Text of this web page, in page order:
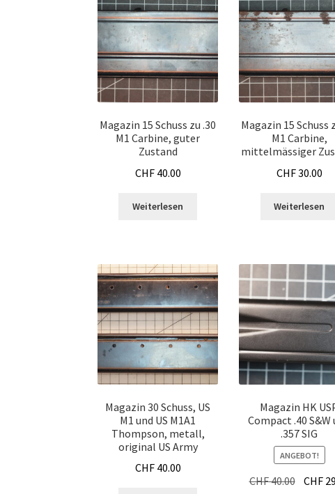
Magazin 15 Schuss zu .30
M1 Carbine, guter
Zustand
CHF40.00
Weiterlesen
Magazin 15 Schuss
M1 Carbine,
mittelmässiger
CHF30.00
Weiterlesen
Magazin 30 Schuss, US
M1 und US M1A1
Thompson, metall,
original US Army
CHF40.00
Magazin HK
Compact .40 S&W
.357 SIG
ANGEBOT!
CHF40.00 CHF